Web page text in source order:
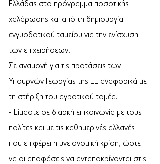
Ελλάδας στο πρόγραμμα ποσοτικής
χαλάρωσης και από τη δημιουργία
εγγυοδοτικού ταμείου για την ενίσχυση
των επιχειρήσεων.
Σε αναμονή για τις προτάσεις των
Υπουργών Γεωργίας της ΕΕ αναφορικά με
τη στήριξη του αγροτικού τομέα.
- Είμαστε σε διαρκή επικοινωνία με τους
πολίτες και με τις καθημερινές αλλαγές
που επιφέρει η υγειονομική κρίση, ώστε
να οι αποφάσεις να ανταποκρίνονται στις